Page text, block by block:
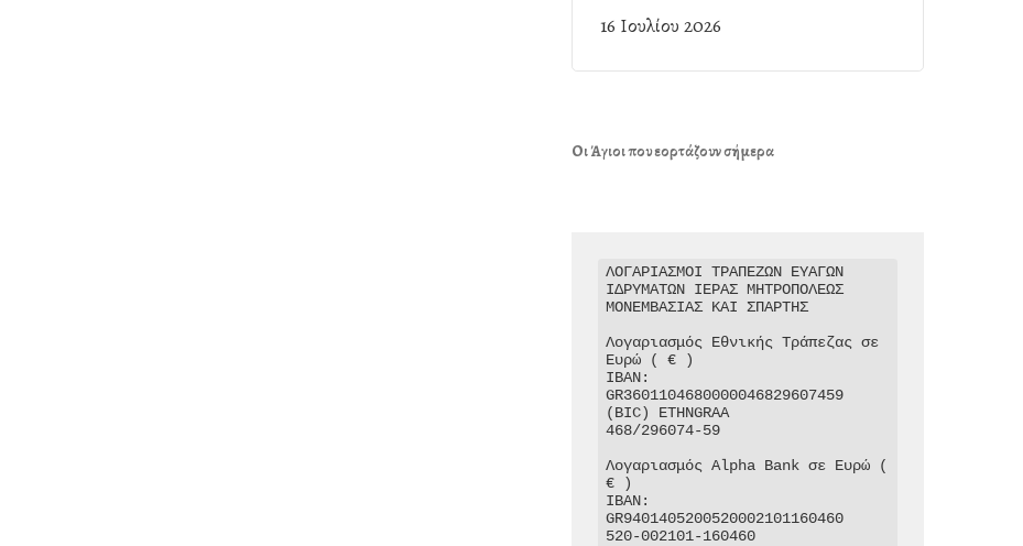
16 Ιουλίου 2026
Οι Άγιοι που εορτάζουν σήμερα
ΛΟΓΑΡΙΑΣΜΟΙ ΤΡΑΠΕΖΩΝ ΕΥΑΓΩΝ
ΙΔΡΥΜΑΤΩΝ ΙΕΡΑΣ ΜΗΤΡΟΠΟΛΕΩΣ
ΜΟΝΕΜΒΑΣΙΑΣ ΚΑΙ ΣΠΑΡΤΗΣ
Λογαριασμός Εθνικής Τράπεζας σε
Ευρώ ( € )
IBAN:
GR3601104680000046829607459
(BIC) ETHNGRAA
468/296074-59
Λογαριασμός Alpha Bank σε Ευρώ (
€ )
IBAN:
GR9401405200520002101160460
520-002101-160460